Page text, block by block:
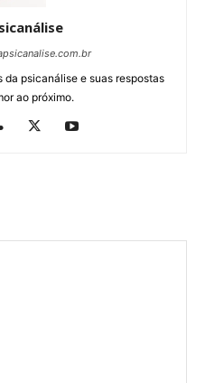
psicanálise e suas respostas
ao próximo.